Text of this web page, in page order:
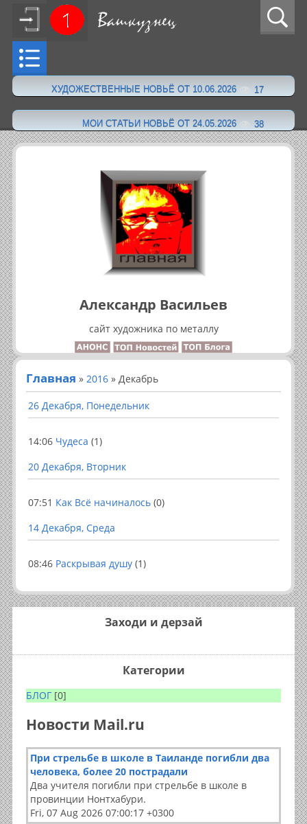
ХУДОЖЕСТВЕННЫЕ НОВЬЁ ОТ 10.06.2026 17
МОИ СТАТЬИ НОВЬЁ ОТ 24.05.2026 38
Александр Васильев
сайт художника по металлу
Главная » 2016 » Декабрь
26 Декабря, Понедельник
14:06 Чудеса (1)
20 Декабря, Вторник
07:51 Как Всё начиналось (0)
14 Декабря, Среда
08:46 Раскрывая душу (1)
Заходи и дерзай
Категории
БЛОГ [0]
Новости Mail.ru
При стрельбе в школе в Таиланде погибли два
человека, более 20 пострадали
Два учителя погибли при стрельбе в школе в
провинции Нонтхабури.
Fri, 07 Aug 2026 07:00:17 +0300